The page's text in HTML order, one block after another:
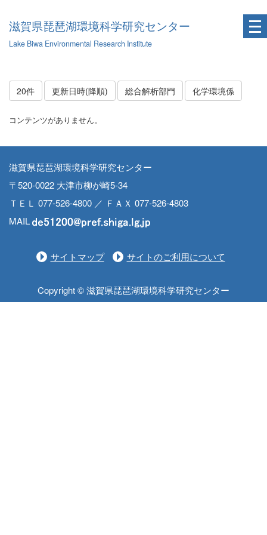
滋賀県琵琶湖環境科学研究センター
Lake Biwa Environmental Research Institute
20件 更新日時(降順) 総合解析部門 化学環境係
コンテンツがありません。
滋賀県琵琶湖環境科学研究センター
〒520-0022 大津市柳が崎5-34
ＴＥＬ 077-526-4800 ／ ＦＡＸ 077-526-4803
MAIL
サイトマップ サイトのご利用について
Copyright © 滋賀県琵琶湖環境科学研究センター